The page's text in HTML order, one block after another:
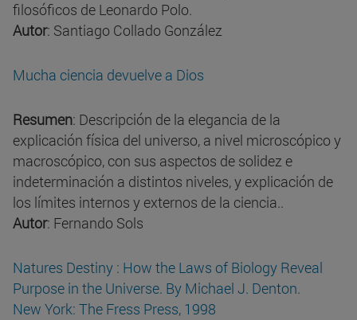
filosóficos de Leonardo Polo.
Autor: Santiago Collado González
Mucha ciencia devuelve a Dios
Resumen: Descripción de la elegancia de la
explicación física del universo, a nivel microscópico y
macroscópico, con sus aspectos de solidez e
indeterminación a distintos niveles, y explicación de
los límites internos y externos de la ciencia..
Autor: Fernando Sols
Natures Destiny : How the Laws of Biology Reveal
Purpose in the Universe. By Michael J. Denton.
New York: The Fress Press, 1998